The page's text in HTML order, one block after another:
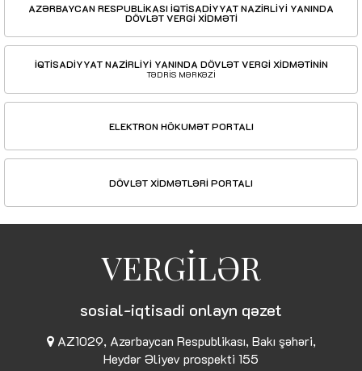
AZƏRBAYCAN RESPUBLİKASI İQTİSADİYYAT NAZİRLİYİ YANINDA
DÖVLƏT VERGİ XİDMƏTİ
İQTİSADİYYAT NAZİRLİYİ YANINDA DÖVLƏT VERGİ XİDMƏTİNİN
TƏDRİS MƏRKƏZİ
ELEKTRON HÖKUMƏT PORTALI
DÖVLƏT XİDMƏTLƏRİ PORTALI
VERGİLƏR
sosial-iqtisadi onlayn qəzet
AZ1029, Azərbaycan Respublikası, Bakı şəhəri,
Heydər Əliyev prospekti 155